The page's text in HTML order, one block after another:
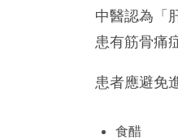
中醫認為「
患有筋骨痛
患者應避免
食醋